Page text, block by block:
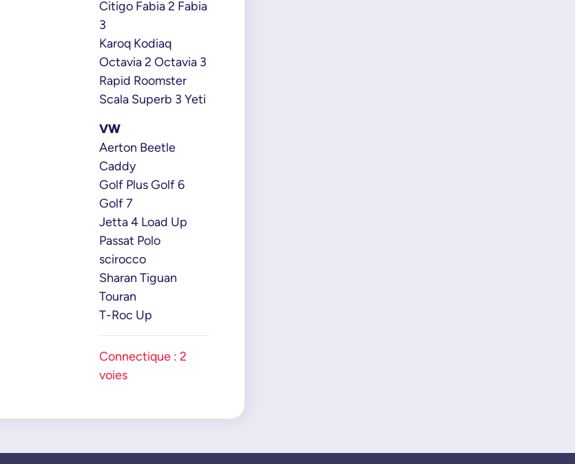
Citigo Fabia 2 Fabia
3
Karoq Kodiaq
Octavia 2 Octavia 3
Rapid Roomster
Scala Superb 3 Yeti
VW
Aerton Beetle
Caddy
Golf Plus Golf 6
Golf 7
Jetta 4 Load Up
Passat Polo
scirocco
Sharan Tiguan
Touran
T-Roc Up
Connectique : 2
voies